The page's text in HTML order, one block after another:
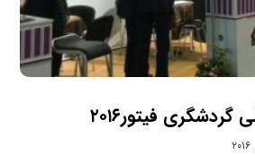
گردشگری فیتور۲۰۱۶